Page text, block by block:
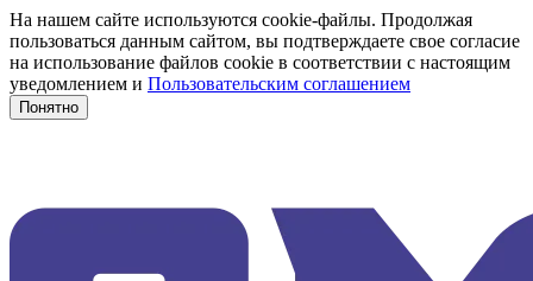
На нашем сайте используются cookie-файлы. Продолжая
пользоваться данным сайтом, вы подтверждаете свое согласие
на использование файлов cookie в соответствии с настоящим
уведомлением и Пользовательским соглашением
Понятно